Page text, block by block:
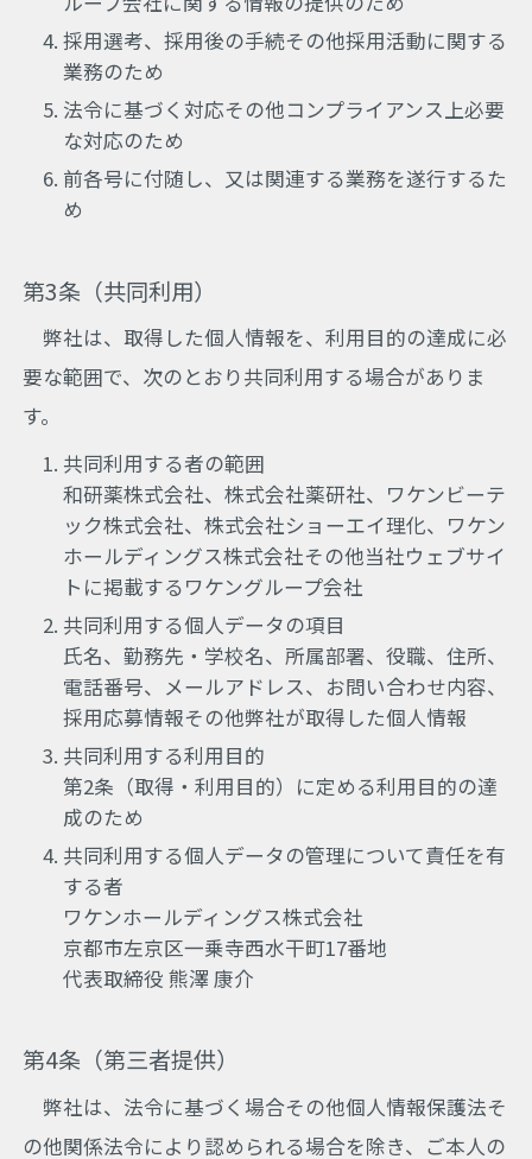
採用選考、採用後の手続その他採用活動に関する
業務のため
法令に基づく対応その他コンプライアンス上必要
な対応のため
前各号に付随し、又は関連する業務を遂行するた
め
第3条（共同利用）
弊社は、取得した個人情報を、利用目的の達成に必
要な範囲で、次のとおり共同利用する場合がありま
す。
共同利用する者の範囲
和研薬株式会社、株式会社薬研社、ワケンビーテ
ック株式会社、株式会社ショーエイ理化、ワケン
ホールディングス株式会社その他当社ウェブサイ
トに掲載するワケングループ会社
共同利用する個人データの項目
氏名、勤務先・学校名、所属部署、役職、住所、
電話番号、メールアドレス、お問い合わせ内容、
採用応募情報その他弊社が取得した個人情報
共同利用する利用目的
第2条（取得・利用目的）に定める利用目的の達
成のため
共同利用する個人データの管理について責任を有
する者
ワケンホールディングス株式会社
京都市左京区一乗寺西水干町17番地
代表取締役 熊澤 康介
第4条（第三者提供）
弊社は、法令に基づく場合その他個人情報保護法そ
の他関係法令により認められる場合を除き、ご本人の